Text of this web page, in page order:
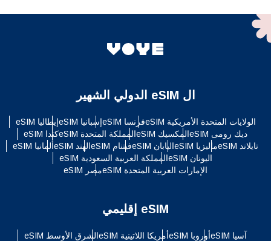
ال eSIM الدولي الشهير
الولايات المتحدة الأمريكية eSIM فرنسا eSIM إسبانيا eSIM
إيطاليا eSIM
ديك رومى eSIM
المكسيك eSIM المملكة المتحدة eSIM
كندا eSIM
تايلاند eSIM
ماليزيا eSIM اليابان eSIM فيتنام eSIM الهند eSIM
ألمانيا eSIM
اليونان eSIM
المملكة العربية السعودية eSIM
الإمارات العربية المتحدة eSIM
مصر eSIM
eSIM إقليمي
آسيا eSIM أوروبا eSIM أمريكا اللاتينية eSIM
الشرق الأوسط eSIM